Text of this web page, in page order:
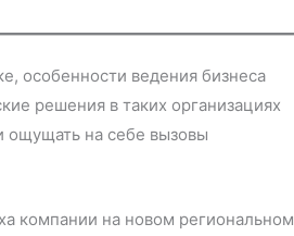
особенности ведения бизнеса
решения в таких организациях
ощущать на себе вызовы
компании на новом региональном